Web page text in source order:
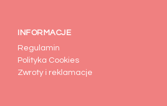
INFORMACJE
Regulamin
Polityka Cookies
Zwroty i reklamacje